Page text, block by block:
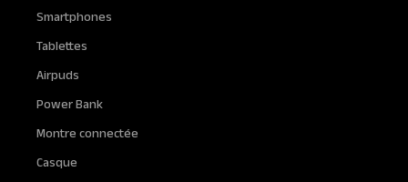
Smartphones
Tablettes
Airpuds
Power Bank
Montre connectée
Casque